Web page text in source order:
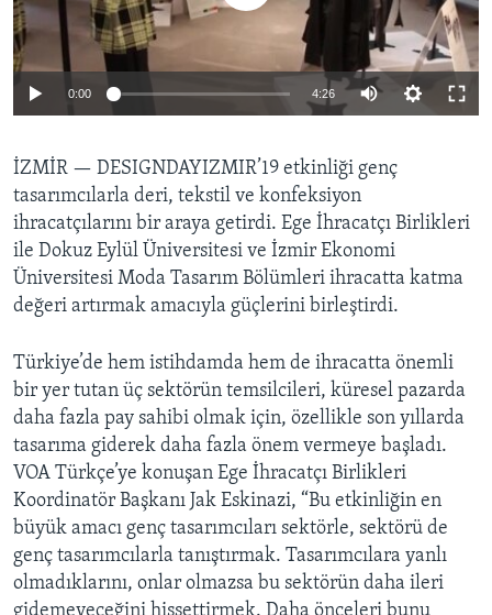
HAYATTAN
SANAT
BIZI TAKIP EDIN
Diller
0:00 4:26
İZMİR — DESIGNDAYIZMIR’19 etkinliği genç
tasarımcılarla deri, tekstil ve konfeksiyon
ihracatçılarını bir araya getirdi. Ege İhracatçı Birlikleri
ile Dokuz Eylül Üniversitesi ve İzmir Ekonomi
Üniversitesi Moda Tasarım Bölümleri ihracatta katma
değeri artırmak amacıyla güçlerini birleştirdi.
Türkiye’de hem istihdamda hem de ihracatta önemli
bir yer tutan üç sektörün temsilcileri, küresel pazarda
daha fazla pay sahibi olmak için, özellikle son yıllarda
tasarıma giderek daha fazla önem vermeye başladı.
VOA Türkçe’ye konuşan Ege İhracatçı Birlikleri
Koordinatör Başkanı Jak Eskinazi, “Bu etkinliğin en
büyük amacı genç tasarımcıları sektörle, sektörü de
genç tasarımcılarla tanıştırmak. Tasarımcılara yanlı
olmadıklarını, onlar olmazsa bu sektörün daha ileri